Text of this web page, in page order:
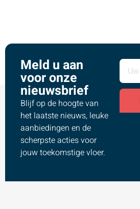
Meld u aan
voor onze
nieuwsbrief
Blijf op de hoogte van
het laatste nieuws, leuke
aanbiedingen en de
scherpste acties voor
jouw toekomstige vloer.